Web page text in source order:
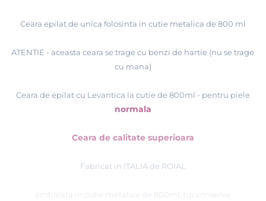
Ceara epilat de unica folosinta in cutie metalica de 800 ml
ATENTIE - aceasta ceara se trage cu benzi de hartie (nu se trage
cu mana)
Ceara de epilat cu Levantica la cutie de 800ml - pentru piele
normala
Ceara de calitate superioara
Fabricat in ITALIA de ROIAL
ambalata in cutie metalica de 800ml, tip conserva